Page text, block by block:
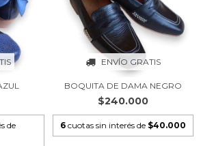
de
ENVÍO GRATIS
BOQUITA DE DAMA NEGRO
$240.000
6 cuotas sin interés de $40.000